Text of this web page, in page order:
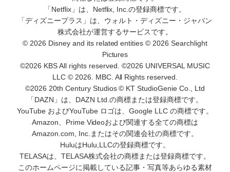
「Netflix」は、Netflix, Inc.の登録商標です。
「ディズニープラス」は、ウォルト・ディズニー・ジャパン
株式会社が運営するサービスです。
© 2026 Disney and its related entities © 2026 Searchlight
Pictures
©2026 KBS All rights reserved. ©2026 UNIVERSAL MUSIC
LLC © 2026. MBC. All Rights reserved.
©2026 20th Century Studios © KT StudioGenie Co., Ltd
「DAZN」は、DAZN Ltd.の商標または登録商標です。
YouTube およびYouTube ロゴは、Google LLC の商標です。
Amazon、Prime Videoおよび関連する全ての商標は
Amazon.com, Inc.またはその関連会社の商標です。
HuluはHulu,LLCの登録商標です。
TELASAは、TELASA株式会社の商標または登録商標です。
このホームページに掲載している記事・写真等あらゆる素材